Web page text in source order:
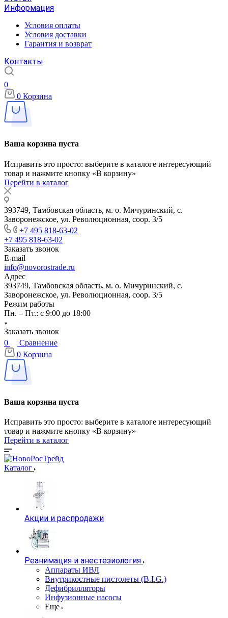
Информация
Условия оплаты
Условия доставки
Гарантия и возврат
Контакты
0
0 Корзина
Ваша корзина пуста
Исправить это просто: выберите в каталоге интересующий
товар и нажмите кнопку «В корзину»
Перейти в каталог
393749, Тамбовская область, м. о. Мичуринский, с.
Заворонежское, ул. Революционная, соор. 3/5
+7 495 818-63-02
+7 495 818-63-02
Заказать звонок
E-mail
info@novorostrade.ru
Адрес
393749, Тамбовская область, м. о. Мичуринский, с.
Заворонежское, ул. Революционная, соор. 3/5
Режим работы
Пн. – Пт.: с 9:00 до 18:00
Заказать звонок
0
Сравнение
0 Корзина
Ваша корзина пуста
Исправить это просто: выберите в каталоге интересующий
товар и нажмите кнопку «В корзину»
Перейти в каталог
Каталог
Акции и распродажи
Реанимация и анестезиология
Аппараты ИВЛ
Внутрикостные пистолеты (B.I.G.)
Дефибрилляторы
Инфузионные насосы
Еще